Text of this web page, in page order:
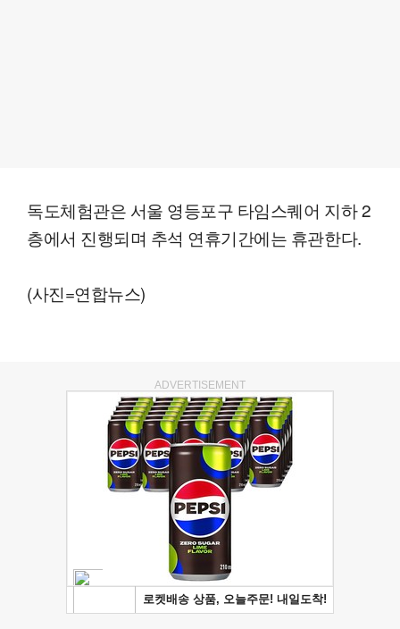
독도체험관은 서울 영등포구 타임스퀘어 지하 2
층에서 진행되며 추석 연휴기간에는 휴관한다.
(사진=연합뉴스)
ADVERTISEMENT